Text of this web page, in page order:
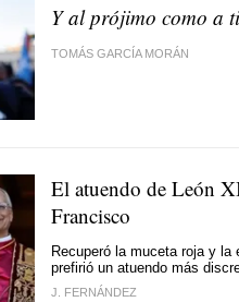
Y al prójimo como a
TOMÁS GARCÍA MORÁN
El atuendo de León
Francisco
Recuperó la muceta roja y la
prefirió un atuendo más
J. FERNÁNDEZ